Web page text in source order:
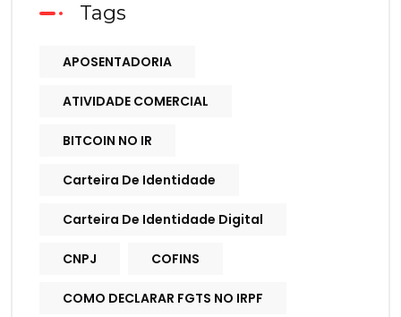
Tags
APOSENTADORIA
ATIVIDADE COMERCIAL
BITCOIN NO IR
Carteira De Identidade
Carteira De Identidade Digital
CNPJ COFINS
COMO DECLARAR FGTS NO IRPF